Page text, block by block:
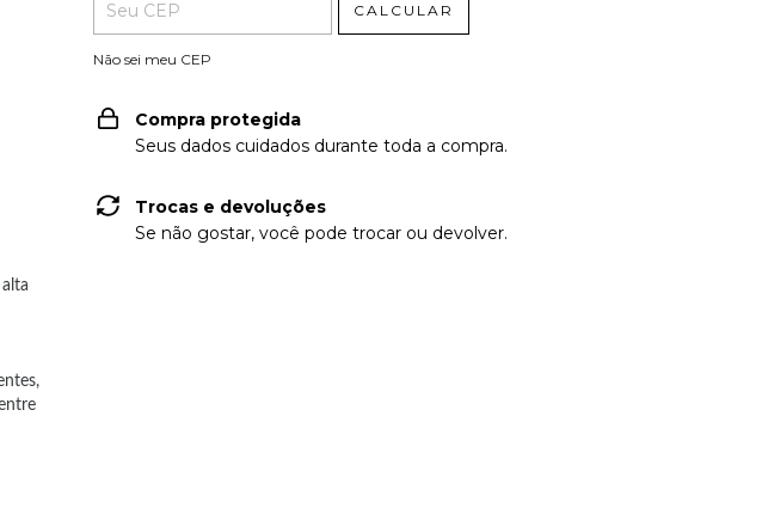
CALCULAR
Não sei meu CEP
Compra protegida
Seus dados cuidados durante toda a compra.
Trocas e devoluções
Se não gostar, você pode trocar ou devolver.